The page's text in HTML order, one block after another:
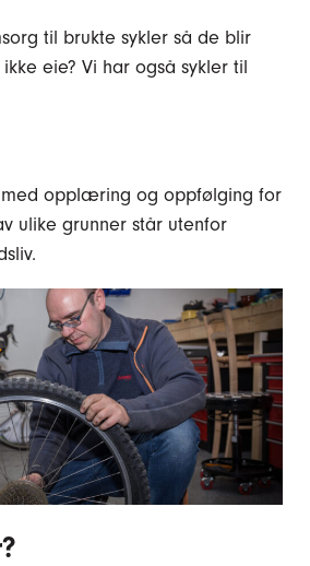
til brukte sykler så de blir
eie? Vi har også sykler til
opplæring og oppfølging for
ulike grunner står utenfor